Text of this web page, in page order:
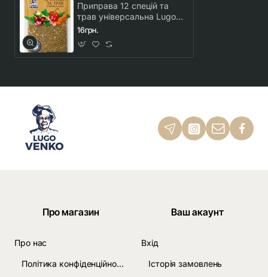
Приправа 12 спецій та
трав універсальна Lugo
Venko 25 г
16грн.
Про магазин
Про нас
Політика конфіденційності
Ваш акаунт
Вхід
Історія замовлень